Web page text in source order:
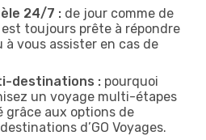
24/7 : de jour comme de
toujours prête à répondre
à vous assister en cas de
destinations : pourquoi
un voyage multi-étapes
grâce aux options de
d’GO Voyages.